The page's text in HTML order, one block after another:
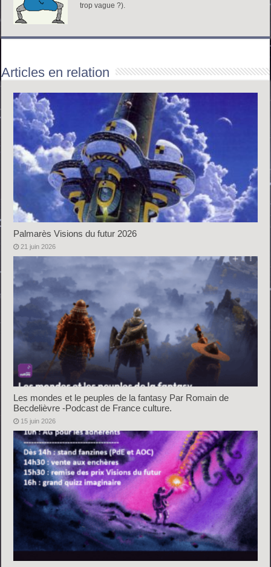
trop vague ?).
Articles en relation
Palmarès Visions du futur 2026
21 juin 2026
Les mondes et le peuples de la fantasy Par Romain de
Becdelièvre -Podcast de France culture.
15 juin 2026